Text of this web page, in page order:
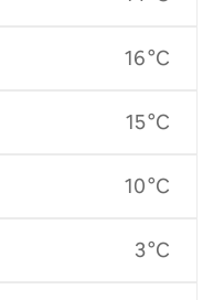
16 °C
15 °C
10 °C
3 °C